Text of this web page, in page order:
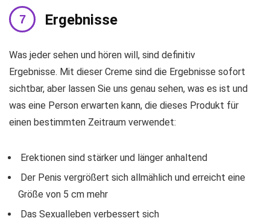
Ergebnisse
Was jeder sehen und hören will, sind definitiv
Ergebnisse. Mit dieser Creme sind die Ergebnisse sofort
sichtbar, aber lassen Sie uns genau sehen, was es ist und
was eine Person erwarten kann, die dieses Produkt für
einen bestimmten Zeitraum verwendet:
Erektionen sind stärker und länger anhaltend
Der Penis vergrößert sich allmählich und erreicht eine
Größe von 5 cm mehr
Das Sexualleben verbessert sich